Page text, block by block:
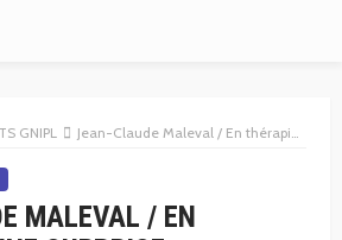
GNIPL Jean-Claude Maleval / En thérapie : une surprise bienvenue /
MALEVAL / EN